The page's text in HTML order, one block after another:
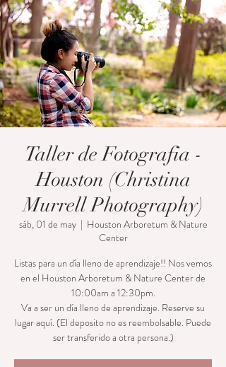
Taller de Fotografia -
Houston (Christina
Murrell Photography)
sáb, 01 de may
  |
Houston Arboretum & Nature
Center
Listas para un día lleno de aprendizaje!! Nos vemos
en el Houston Arboretum & Nature Center de
10:00am a 12:30pm.
Va a ser un día lleno de aprendizaje. Reserve su
lugar aquí. (El deposito no es reembolsable. Puede
ser transferido a otra persona.)